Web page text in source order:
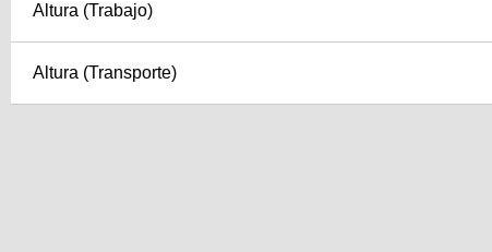
Altura (Trabajo)
Altura (Transporte)